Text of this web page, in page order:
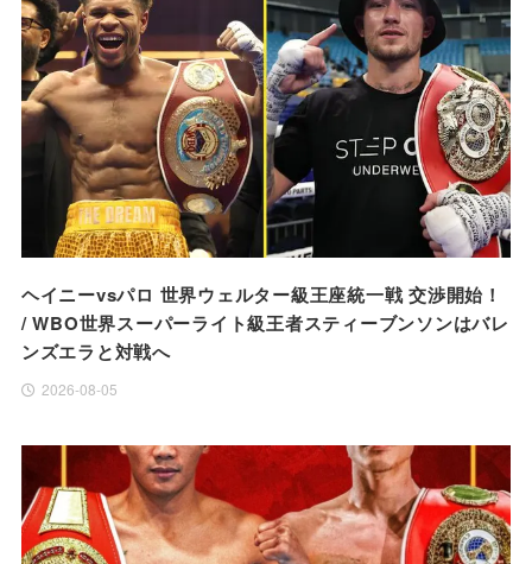
ヘイニーvsパロ 世界ウェルター級王座統一戦 交渉開始！
/ WBO世界スーパーライト級王者スティーブンソンはバレ
ンズエラと対戦へ
2026-08-05